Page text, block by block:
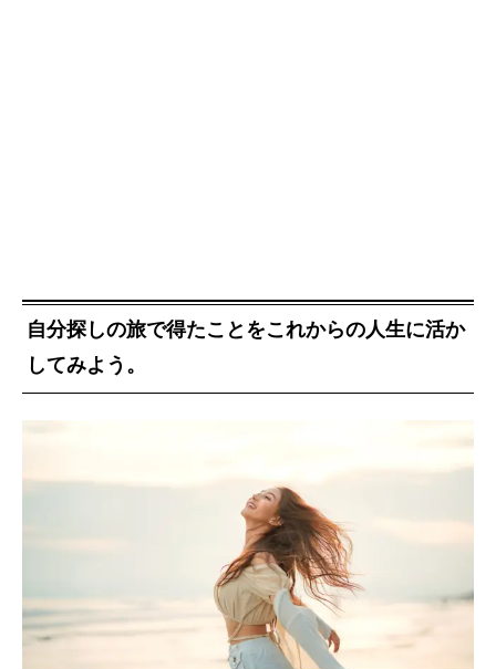
自分探しの旅で得たことをこれからの人生に活か
してみよう。